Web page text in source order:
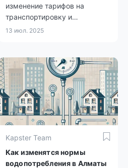
изменение тарифов на
транспортировку и
снабжение стали основными
природный газ. Для
уязвимых категорий
населения сохранён льготный
тариф.
13 июл. 2025
Kapster Team
Как изменятся нормы
водопотребления в Алматы